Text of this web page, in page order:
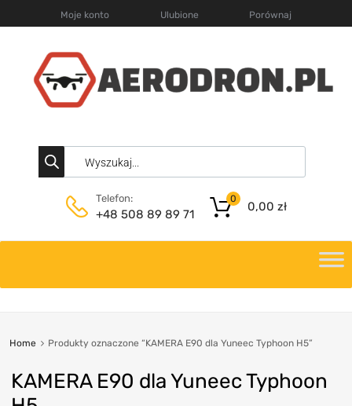
Moje konto Ulubione Porównaj
Telefon:
+48 508 89 89 71
0,00 zł
0
Home Produkty oznaczone “KAMERA E90 dla Yuneec Typhoon H5”
KAMERA E90 dla Yuneec Typhoon